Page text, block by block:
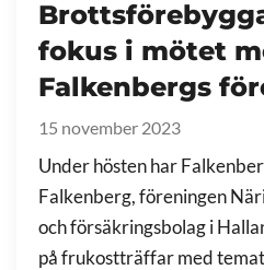
fokus i mötet
Falkenbergs
15 november 2023
Under hösten har
Falkenberg, föreningen
och försäkringsbolag i
på frukostträffar med